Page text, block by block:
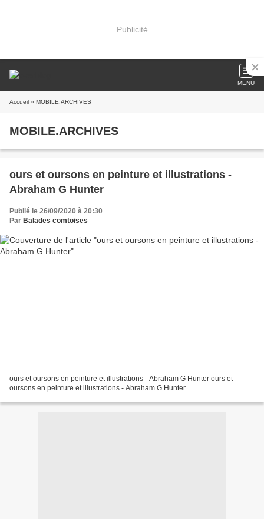
Publicité
MENU
Accueil » MOBILE.ARCHIVES
MOBILE.ARCHIVES
ours et oursons en peinture et illustrations -
Abraham G Hunter
Publié le 26/09/2020 à 20:30
Par Balades comtoises
ours et oursons en peinture et illustrations - Abraham G Hunter ours et
oursons en peinture et illustrations - Abraham G Hunter